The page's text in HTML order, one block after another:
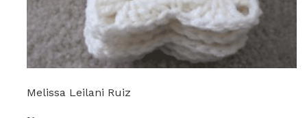
Melissa Leilani Ruiz